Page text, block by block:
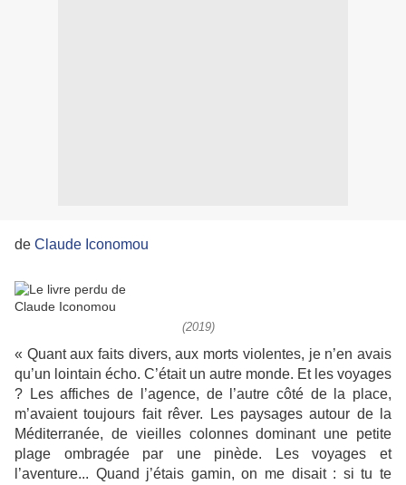
de Claude Iconomou
(2019)
« Quant aux faits divers, aux morts violentes, je n’en avais
qu’un lointain écho. C’était un autre monde. Et les voyages
? Les affiches de l’agence, de l’autre côté de la place,
m’avaient toujours fait rêver. Les paysages autour de la
Méditerranée, de vieilles colonnes dominant une petite
plage ombragée par une pinède. Les voyages et
l’aventure... Quand j’étais gamin, on me disait : si tu te